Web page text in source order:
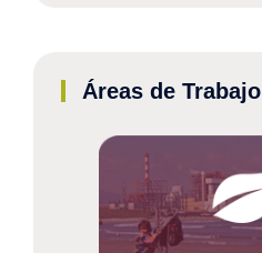
Áreas de Trabajo